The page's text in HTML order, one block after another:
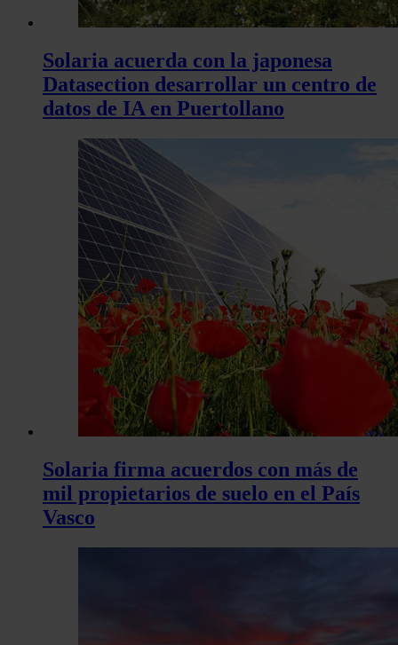
Solaria acuerda con la japonesa
Datasection desarrollar un centro de
datos de IA en Puertollano
Solaria firma acuerdos con más de
mil propietarios de suelo en el País
Vasco